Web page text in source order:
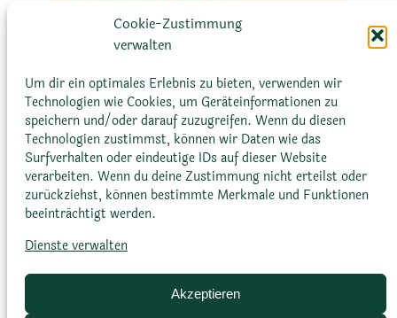
Cookie-Zustimmung
verwalten
Um dir ein optimales Erlebnis zu bieten, verwenden wir
Technologien wie Cookies, um Geräteinformationen zu
speichern und/oder darauf zuzugreifen. Wenn du diesen
Technologien zustimmst, können wir Daten wie das
Surfverhalten oder eindeutige IDs auf dieser Website
verarbeiten. Wenn du deine Zustimmung nicht erteilst oder
zurückziehst, können bestimmte Merkmale und Funktionen
beeinträchtigt werden.
Dienste verwalten
Akzeptieren
Nachahmung ihrer Umgebung oder
gefährlicher Pflanzenarten können sie
wachsen und sich zu vermehren.